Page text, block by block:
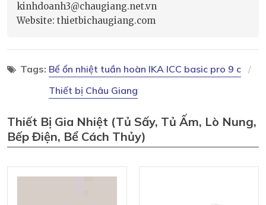
kinhdoanh3@chaugiang.net.vn
Website: thietbichaugiang.com
Tags: Bể ổn nhiệt tuần hoàn IKA ICC basic pro 9 c
Thiết bị Châu Giang
Thiết Bị Gia Nhiệt (tủ Sấy, Tủ Ấm, Lò Nung,
Bếp Điện, Bể Cách Thủy)